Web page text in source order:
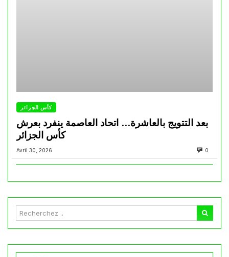
كأس الجزائر
بعد التتويج بالعاشرة… اتحاد العاصمة ينفرد بعرش
كأس الجزائر
Avril 30, 2026 0